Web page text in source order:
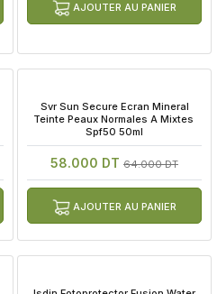
AJOUTER AU PANIER
Svr Sun Secure Ecran Mineral
Teinte Peaux Normales A Mixtes
Spf50 50ml
58.000 DT 64.000 DT
AJOUTER AU PANIER